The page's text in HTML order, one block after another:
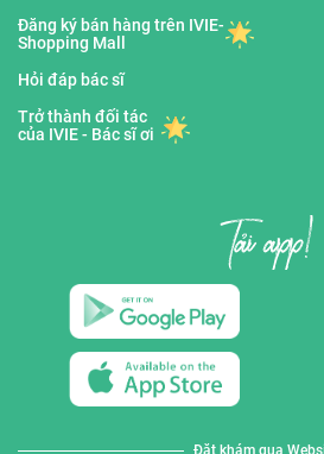
Đăng ký bán hàng trên IVIE-
Shopping Mall
Hỏi đáp bác sĩ
Trở thành đối tác
của IVIE - Bác sĩ ơi
Đặt khám qua